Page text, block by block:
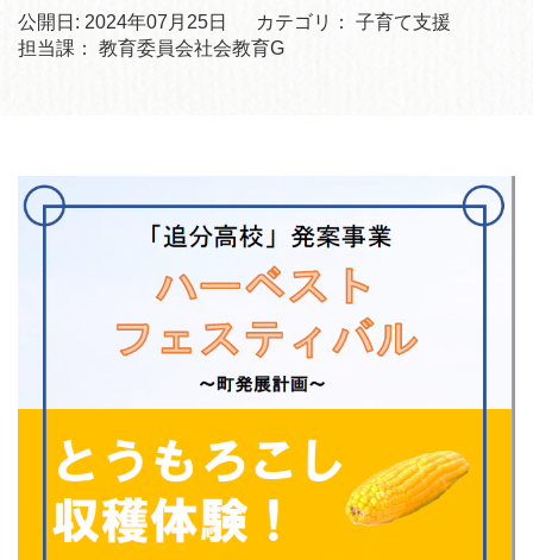
公開日: 2024年07月25日 カテゴリ：
子育て支援
担当課：
教育委員会社会教育G